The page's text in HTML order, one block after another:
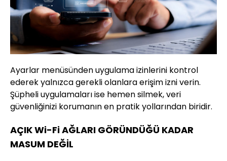
Ayarlar menüsünden uygulama izinlerini kontrol
ederek yalnızca gerekli olanlara erişim izni verin.
Şüpheli uygulamaları ise hemen silmek, veri
güvenliğinizi korumanın en pratik yollarından biridir.
AÇIK Wi-Fi AĞLARI GÖRÜNDÜĞÜ KADAR
MASUM DEĞİL